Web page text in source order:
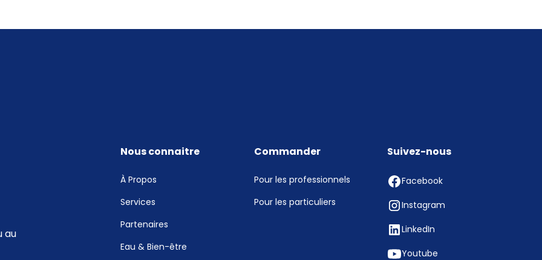
au
Nous connaitre
À Propos
Services
Partenaires
Eau & Bien-être
Commander
Pour les professionnels
Pour les particuliers
Suivez-nous
Facebook
Instagram
LinkedIn
Youtube